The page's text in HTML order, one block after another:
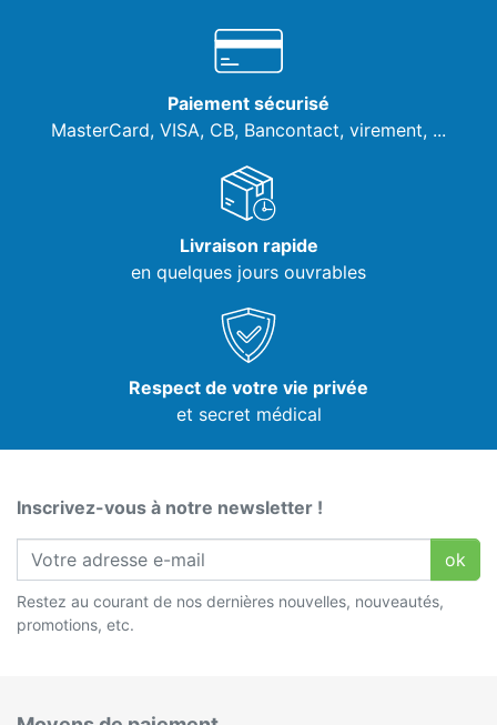
Paiement sécurisé
MasterCard, VISA, CB, Bancontact, virement, ...
Livraison rapide
en quelques jours ouvrables
Respect de votre vie privée
et secret médical
Inscrivez-vous à notre newsletter !
ok
Restez au courant de nos dernières nouvelles, nouveautés,
promotions, etc.